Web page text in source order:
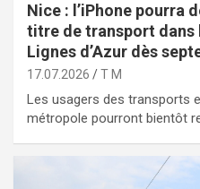
Nice : l’iPhone pourra
titre de transport dans
Lignes d’Azur dès
17.07.2026 T M
Les usagers des transports
métropole pourront bientôt